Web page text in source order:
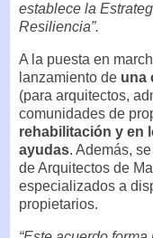
establece la
Resiliencia”.
A la puesta en
lanzamiento de una
(para arquitectos,
comunidades de
rehabilitación y en
ayudas. Además,
de Arquitectos de
especializados a
propietarios.